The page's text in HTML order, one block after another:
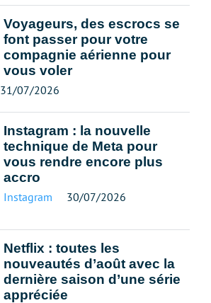
Voyageurs, des escrocs se
font passer pour votre
compagnie aérienne pour
vous voler
31/07/2026
Instagram : la nouvelle
technique de Meta pour
vous rendre encore plus
accro
Instagram 30/07/2026
Netflix : toutes les
nouveautés d’août avec la
dernière saison d’une série
appréciée